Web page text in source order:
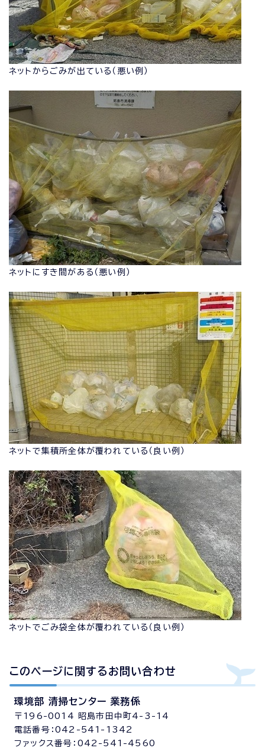
ネットからごみが出ている（悪い例）
ネットにすき間がある（悪い例）
ネットで集積所全体が覆われている（良い例）
ネットでごみ袋全体が覆われている（良い例）
このページに関する お問い合わせ
環境部 清掃センター 業務係
〒196-0014 昭島市田中町4-3-14
電話番号：042-541-1342
ファックス番号：042-541-4560